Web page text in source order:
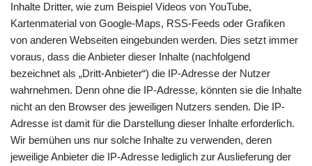
Inhalte Dritter, wie zum Beispiel Videos von YouTube,
Kartenmaterial von Google-Maps, RSS-Feeds oder Grafiken
von anderen Webseiten eingebunden werden. Dies setzt immer
voraus, dass die Anbieter dieser Inhalte (nachfolgend
bezeichnet als „Dritt-Anbieter“) die IP-Adresse der Nutzer
wahrnehmen. Denn ohne die IP-Adresse, könnten sie die Inhalte
nicht an den Browser des jeweiligen Nutzers senden. Die IP-
Adresse ist damit für die Darstellung dieser Inhalte erforderlich.
Wir bemühen uns nur solche Inhalte zu verwenden, deren
jeweilige Anbieter die IP-Adresse lediglich zur Auslieferung der